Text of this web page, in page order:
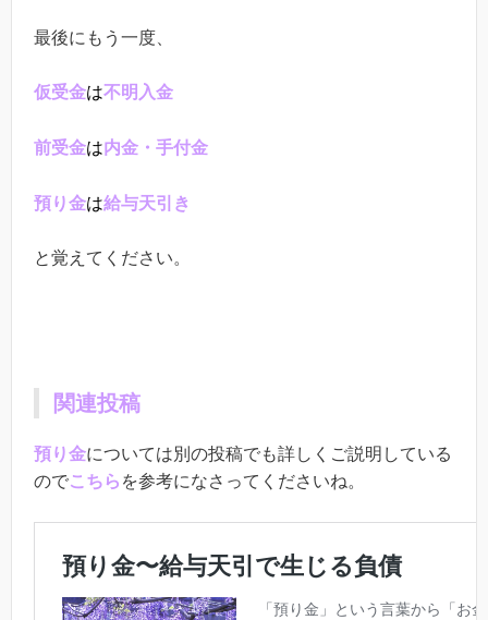
最後にもう一度、
仮受金は不明入金
前受金は内金・手付金
預り金は給与天引き
と覚えてください。
関連投稿
預り金については別の投稿でも詳しくご説明している
のでこちら を参考になさってくださいね。